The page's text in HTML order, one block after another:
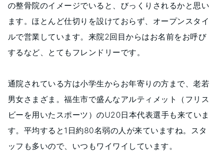
の整骨院のイメージでいると、びっくりされるかと思い
ます。ほとんど仕切りを設けておらず、オープンスタイ
ルで営業しています。来院2回目からはお名前をお呼び
するなど、とてもフレンドリーです。
通院されている方は小学生からお年寄りの方まで、老若
男女さまざま。福生市で盛んなアルティメット（フリス
ビーを用いたスポーツ）のU20日本代表選手も来ていま
す。平均すると1日約80名弱の人が来ていますね。スタ
ッフも多いので、いつもワイワイしています。